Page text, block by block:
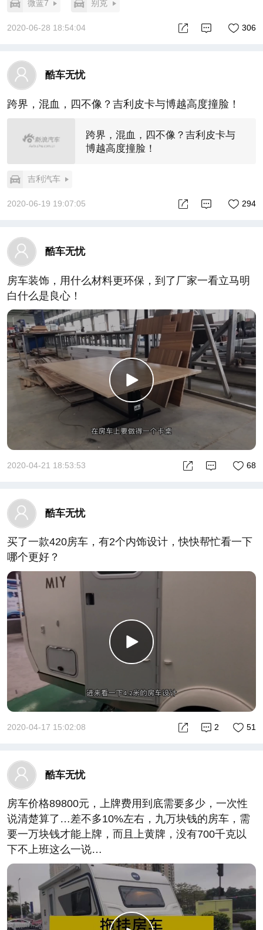
微蓝7 别克
2020-06-28 18:54:04 306
酷车无忧
跨界，混血，四不像？吉利皮卡与博越高度撞脸！
跨界，混血，四不像？吉利皮卡与
博越高度撞脸！
吉利汽车
2020-06-19 19:07:05 294
酷车无忧
房车装饰，用什么材料更环保，到了厂家一看立马明
白什么是良心！
2020-04-21 18:53:53 68
酷车无忧
买了一款420房车，有2个内饰设计，快快帮忙看一下
哪个更好？
2020-04-17 15:02:08 51
2
酷车无忧
房车价格89800元，上牌费用到底需要多少，一次性
说清楚算了…差不多10%左右，九万块钱的房车，需
要一万块钱才能上牌，而且上黄牌，没有700千克以
下不上班这么一说…